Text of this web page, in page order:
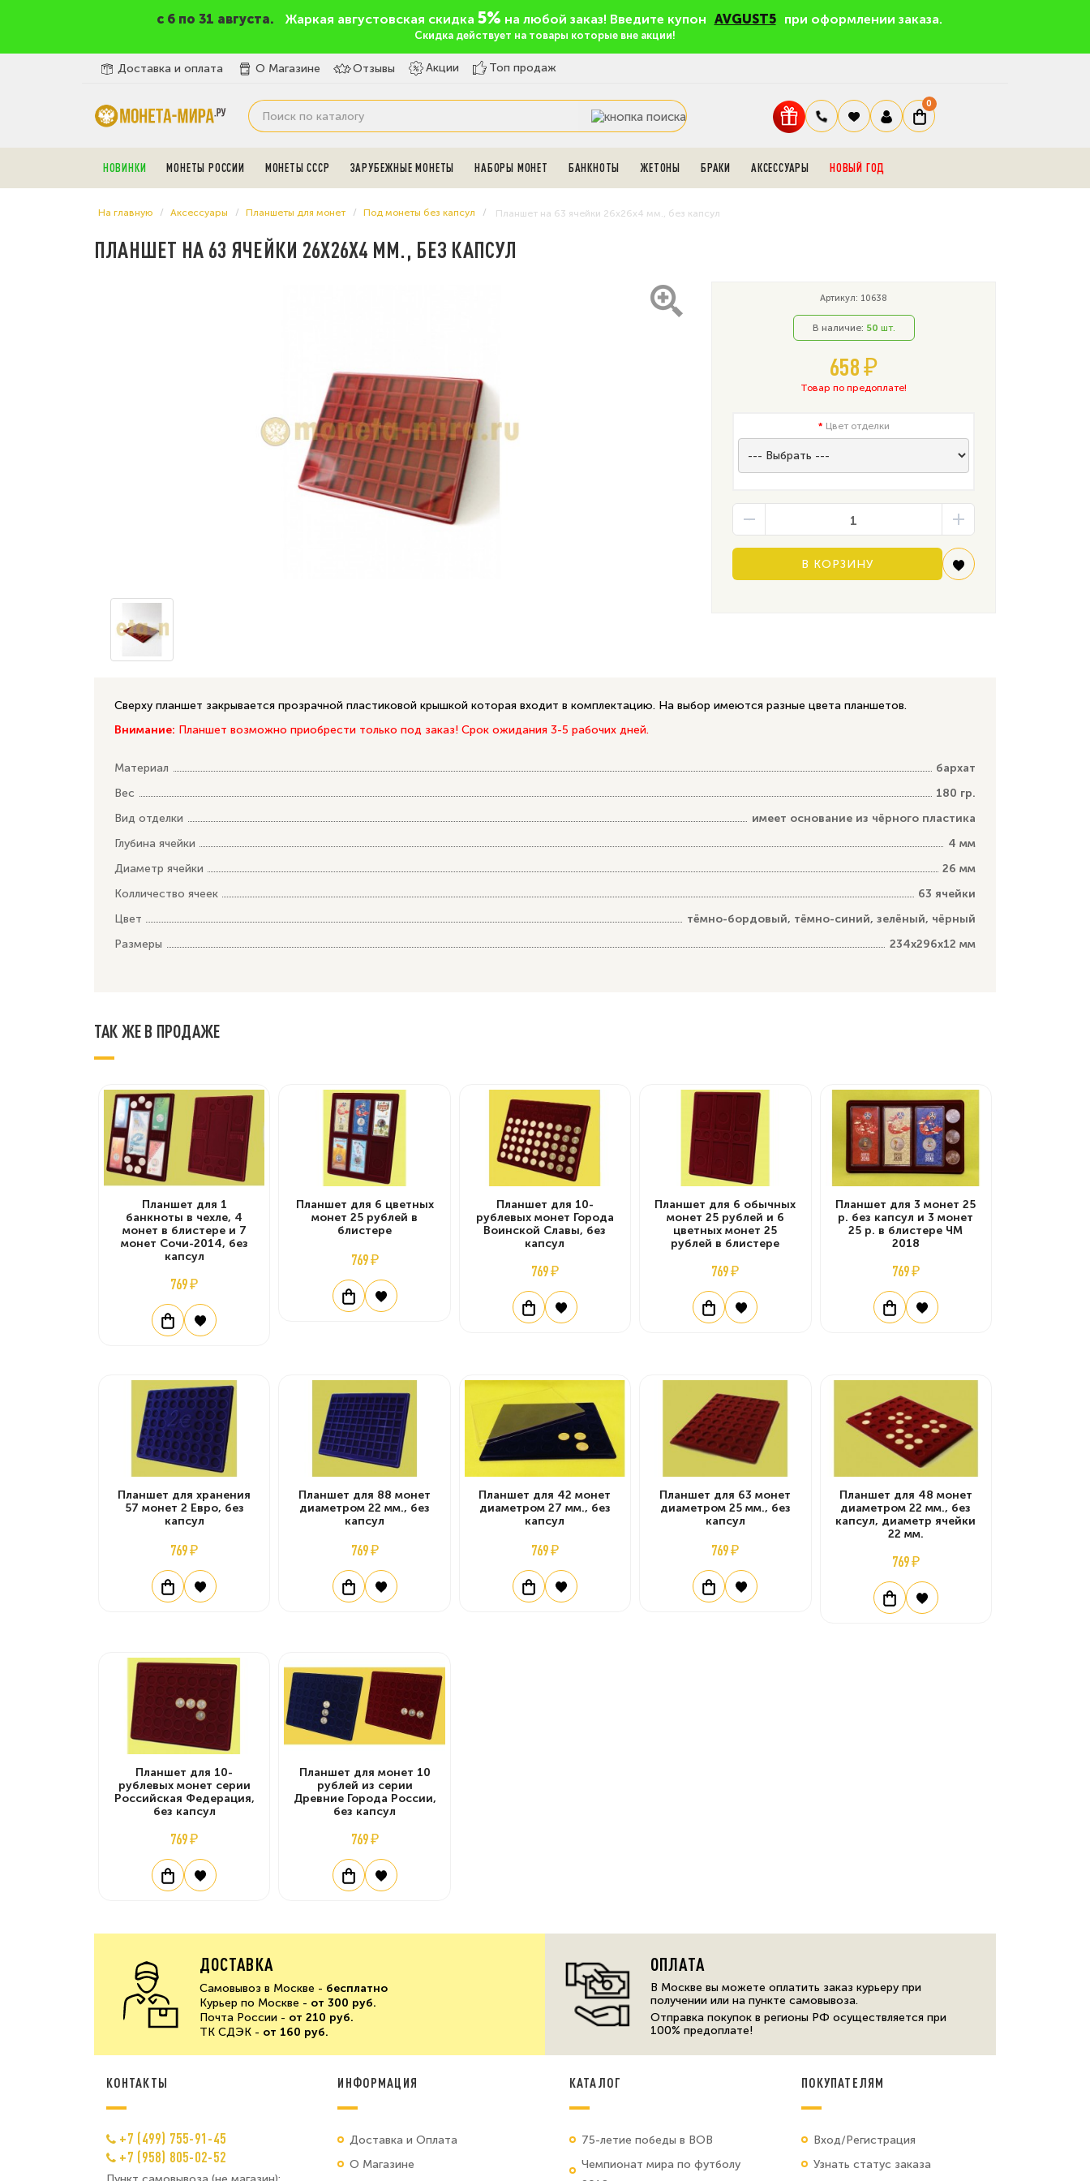
c 6 по 31 августа. Жаркая августовская скидка 5% на любой заказ! Введите купон AVGUST5 при оформлении заказа.
Скидка действует на товары которые вне акции!
Доставка и оплата О Магазине Отзывы Акции Топ продаж
0
НОВИНКИ МОНЕТЫ РОССИИ МОНЕТЫ СССР ЗАРУБЕЖНЫЕ МОНЕТЫ НАБОРЫ МОНЕТ БАНКНОТЫ ЖЕТОНЫ БРАКИ АКСЕССУАРЫ НОВЫЙ ГОД
На главную Аксессуары Планшеты для монет Под монеты без капсул Планшет на 63 ячейки 26х26х4 мм., без капсул
ПЛАНШЕТ НА 63 ЯЧЕЙКИ 26Х26Х4 ММ., БЕЗ КАПСУЛ
Артикул: 10638
В наличие: 50 шт.
658 ₽
Товар по предоплате!
Цвет отделки
В КОРЗИНУ
Сверху планшет закрывается прозрачной пластиковой крышкой которая входит в комплектацию. На выбор имеются разные цвета планшетов.
Внимание: Планшет возможно приобрести только под заказ! Срок ожидания 3-5 рабочих дней.
Материал
бархат
Вес
180 гр.
Вид отделки
имеет основание из чёрного пластика
Глубина ячейки
4 мм
Диаметр ячейки
26 мм
Колличество ячеек
63 ячейки
Цвет
тёмно-бордовый, тёмно-синий, зелёный, чёрный
Размеры
234х296х12 мм
ТАК ЖЕ В ПРОДАЖЕ
Планшет для 1
банкноты в чехле, 4
монет в блистере и 7
монет Сочи-2014, без
капсул
769 ₽
Планшет для 6 цветных
монет 25 рублей в
блистере
769 ₽
Планшет для 10-
рублевых монет Города
Воинской Славы, без
капсул
769 ₽
Планшет для 6 обычных
монет 25 рублей и 6
цветных монет 25
рублей в блистере
769 ₽
Планшет для 3 монет 25
р. без капсул и 3 монет
25 р. в блистере ЧМ
2018
769 ₽
Планшет для хранения
57 монет 2 Евро, без
капсул
769 ₽
Планшет для 88 монет
диаметром 22 мм., без
капсул
769 ₽
Планшет для 42 монет
диаметром 27 мм., без
капсул
769 ₽
Планшет для 63 монет
диаметром 25 мм., без
капсул
769 ₽
Планшет для 48 монет
диаметром 22 мм., без
капсул, диаметр ячейки
22 мм.
769 ₽
Планшет для 10-
рублевых монет серии
Российская Федерация,
без капсул
769 ₽
Планшет для монет 10
рублей из серии
Древние Города России,
без капсул
769 ₽
ДОСТАВКА
Самовывоз в Москве - бесплатно
Курьер по Москве - от 300 руб.
Почта России - от 210 руб.
ТК СДЭК - от 160 руб.
ОПЛАТА
В Москве вы можете оплатить заказ курьеру при
получении или на пункте самовывоза.
Отправка покупок в регионы РФ осуществляется при
100% предоплате!
КОНТАКТЫ
+7 (499) 755-91-45
+7 (958) 805-02-52
ИНФОРМАЦИЯ
Доставка и Оплата
О Магазине
КАТАЛОГ
75-летие победы в ВОВ
Чемпионат мира по футболу
ПОКУПАТЕЛЯМ
Вход/Регистрация
Узнать статус заказа